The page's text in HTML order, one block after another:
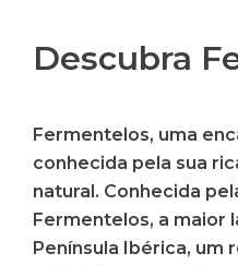
Descubra
Fermentelos, uma
conhecida pela sua
natural. Conhecida
Fermentelos, a maior
Península Ibérica, um